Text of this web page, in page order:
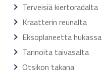
Terveisiä kiertoradalta
Kraatterin reunalta
Eksoplaneetta hukassa
Tarinoita taivasalta
Otsikon takana